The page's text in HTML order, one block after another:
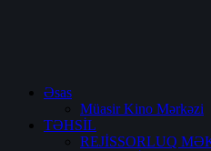
Əsas
Müasir Kino Mərkəzi
TƏHSİL
REJİSSORLUQ